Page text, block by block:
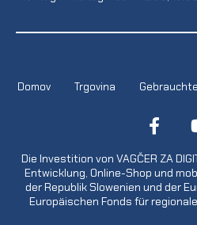
Domov Trgovina
Die Investition von VAGČER ZA
Entwicklung, Online-Shop und
der Republik Slowenien und der
Europäischen Fonds für